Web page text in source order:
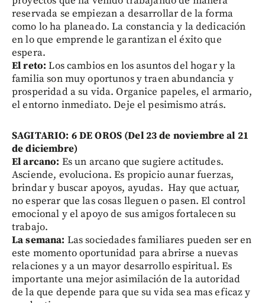
reservada se empiezan a desarrollar de la forma
como lo ha planeado. La constancia y la dedicación
en lo que emprende le garantizan el éxito que
espera.
El reto: Los cambios en los asuntos del hogar y la
familia son muy oportunos y traen abundancia y
prosperidad a su vida. Organice papeles, el armario,
el entorno inmediato. Deje el pesimismo atrás.
SAGITARIO: 6 DE OROS (Del 23 de noviembre al 21
de diciembre)
El arcano: Es un arcano que sugiere actitudes.
Asciende, evoluciona. Es propicio aunar fuerzas,
brindar y buscar apoyos, ayudas. Hay que actuar,
no esperar que las cosas lleguen o pasen. El control
emocional y el apoyo de sus amigos fortalecen su
trabajo.
La semana: Las sociedades familiares pueden ser en
este momento oportunidad para abrirse a nuevas
relaciones y a un mayor desarrollo espiritual. Es
importante una mejor asimilación de la autoridad
de la que depende para que su vida sea mas eficaz y